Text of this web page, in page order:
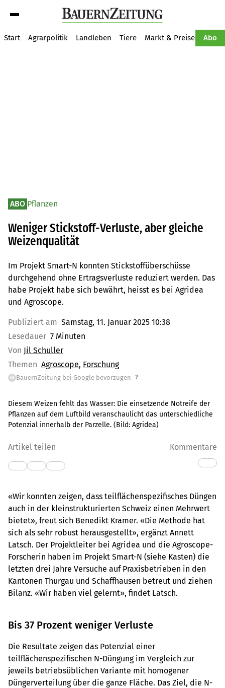
Start Agrarpolitik Landleben Tiere Markt & Preise Abo
ABO Pflanzen
Weniger Stickstoff-Verluste, aber gleiche
Weizenqualität
Im Projekt Smart-N konnten Stickstoffüberschüsse
durchgehend ohne Ertragsverluste reduziert werden. Das
habe Projekt habe sich bewährt, heisst es bei Agridea
und Agroscope.
Publiziert am Samstag, 11. Januar 2025 10:38
Lesedauer 7 Minuten
Von Jil Schuller
Themen Agroscope Forschung
G BauernZeitung bei Google bevorzugen ?
Diesem Weizen fehlt das Wasser: Die einsetzende Notreife der
Pflanzen auf dem Luftbild veranschaulicht das unterschiedliche
Potenzial innerhalb der Parzelle. (Bild: Agridea)
Artikel teilen Kommentare
«Wir konnten zeigen, dass teilflächenspezifisches Düngen
auch in der kleinstrukturierten Schweiz einen Mehrwert
bietet», freut sich Benedikt Kramer. «Die Methode hat
sich als sehr robust herausgestellt», ergänzt Annett
Latsch. Der Projektleiter bei Agridea und die Agroscope-
Forscherin haben im Projekt Smart-N (siehe Kasten) die
letzten drei Jahre Versuche auf Praxisbetrieben in den
Kantonen Thurgau und Schaffhausen betreut und ziehen
Bilanz. «Wir haben viel gelernt», findet Latsch.
Bis 37 Prozent weniger Verluste
Die Resultate zeigen das Potenzial einer
teilflächenspezifischen N-Düngung im Vergleich zur
jeweils betriebsüblichen Variante mit homogener
Düngerverteilung über die ganze Fläche. Das Ziel, die N-